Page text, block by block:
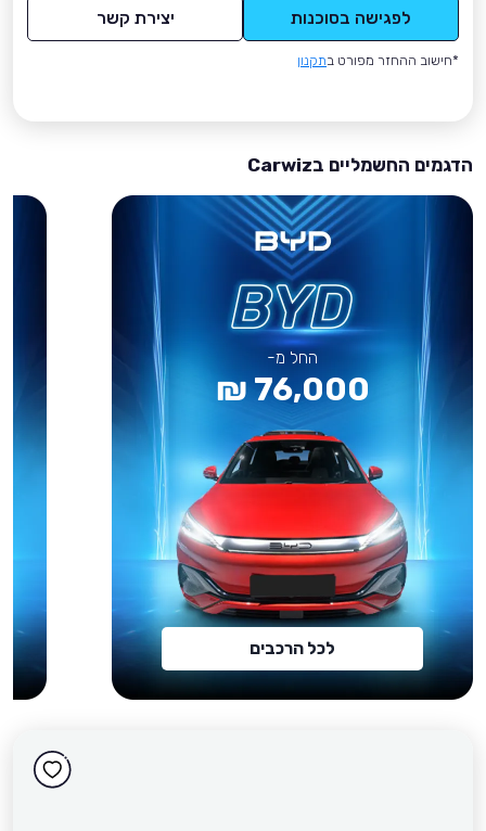
לפגישה בסוכנות יצירת קשר
*חישוב ההחזר מפורט בתקנון
הדגמים החשמליים בCarwiz
החל מ-
76,000 ₪
לכל הרכבים